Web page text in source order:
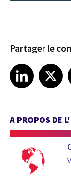
Partager le
Share article on LinkedIn
LinkedIn
Share article on X
A PROPOS DE